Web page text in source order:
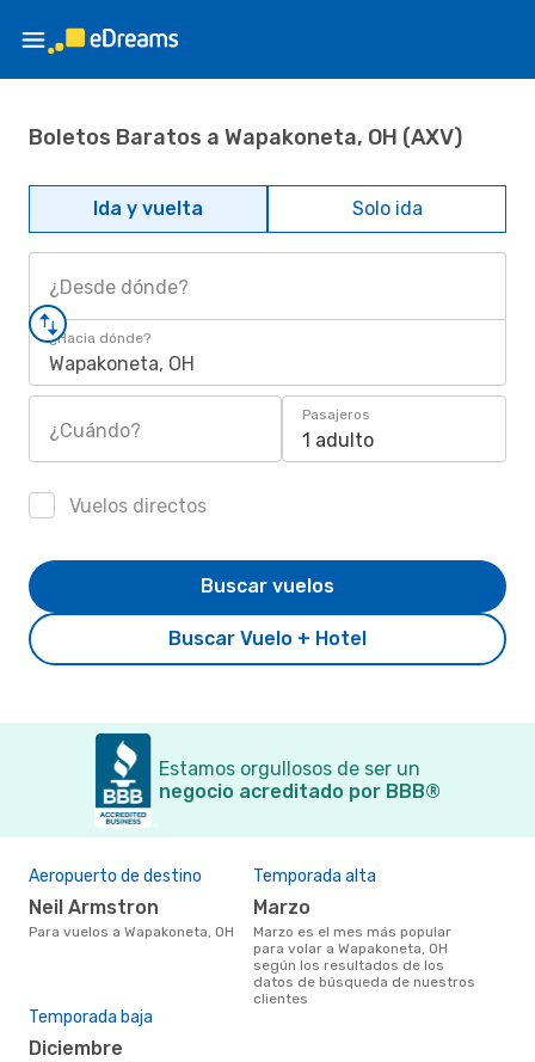
Boletos Baratos a Wapakoneta, OH (AXV)
Ida y vuelta Solo ida
¿Desde dónde?
¿Hacia dónde?
Wapakoneta, OH
¿Cuándo?
Pasajeros
1 adulto
Vuelos directos
Buscar Vuelo + Hotel
Buscar vuelos
Estamos orgullosos de ser un
negocio acreditado por BBB®
Aeropuerto de destino
Neil Armstron
Para vuelos a Wapakoneta, OH
Temporada alta
marzo
marzo es el mes más popular
para volar a Wapakoneta, OH
según los resultados de los
datos de búsqueda de nuestros
clientes
Temporada baja
diciembre